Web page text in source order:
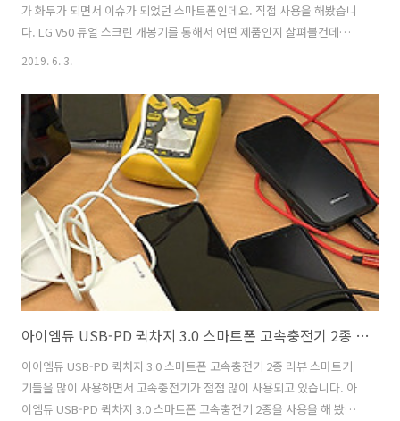
가 화두가 되면서 이슈가 되었던 스마트폰인데요. 직접 사용을 해봤습니
다. LG V50 듀얼 스크린 개봉기를 통해서 어떤 제품인지 살펴볼건데요.
LG V50은 단독으로 사용이 가능하며 필요하다면 듀얼스크린을 장착하
자의 선택에 따라서 사용이 가능한데요. 접히는 디스플레이는 아니지만
얇은 디스플레이를 케이스형태로 만들어서 장착하여 화면을 넓히는 방
식이 가능한 제품 입니다. 느낌은 꼭 컴퓨터 모니터 1개 쓰다가 듀얼모니
터 쓰는 그런 느낌 입니다. 양쪽에 다른 화면을 열어놓고 사용이 가능한
데요. 지원하는 앱에 따라서 동시에 구동이 가능해서 각각 영상을 열어놓
고 사용하거나 ..
2019. 6. 3.
아이엠듀 USB-PD 퀵차지 3.0 스마트폰 고속충전기 2종 리뷰
아이엠듀 USB-PD 퀵차지 3.0 스마트폰 고속충전기 2종 리뷰 스마트기
기들을 많이 사용하면서 고속충전기가 점점 많이 사용되고 있습니다. 아
이엠듀 USB-PD 퀵차지 3.0 스마트폰 고속충전기 2종을 사용을 해 봤는